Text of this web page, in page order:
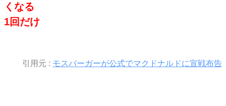
くなる
1回だけ
引用元 : モスバーガーが公式でマクドナルドに宣戦布告